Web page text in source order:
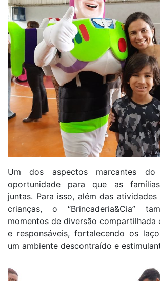
Um dos aspectos marcantes
oportunidade para que as
juntas. Para isso, além das
crianças, o “Brincaderia&Cia”
momentos de diversão compartilhada
e responsáveis, fortalecendo os
um ambiente descontraído e